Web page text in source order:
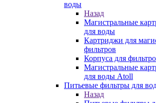
воды
Назад
Магистральные
для воды
Картриджи для
фильтров
Корпуса для
Магистральные
для воды Atoll
Питьевые фильтры для
Назад